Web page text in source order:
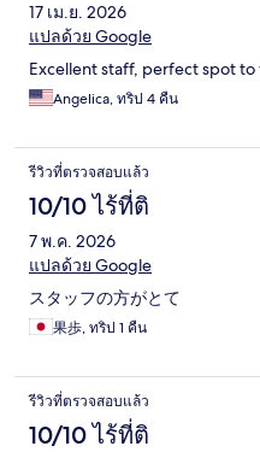
17 เม.ย. 2026
แปลด้วย Google
Excellent staff, perfect spot
Angelica, ทริป 4 คืน
รีวิวที่ตรวจสอบแล้ว
10/10 ไร้ที่ติ
7 พ.ค. 2026
แปลด้วย Google
スタッフの方がとて
果歩, ทริป 1 คืน
รีวิวที่ตรวจสอบแล้ว
10/10 ไร้ที่ติ